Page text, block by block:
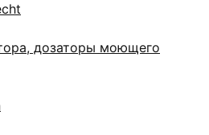
дозаторы моющего